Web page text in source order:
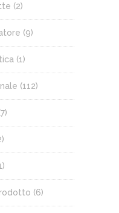
(2)
(9)
(1)
(112)
(6)